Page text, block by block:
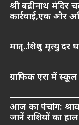
श्री बद्रीनाथ मंदिर
कार्रवाई,एक और
मातृ..शिशु मृत्यु दर
ग्राफिक एरा में
आज का पंचांग:
जानें राशियों का हाल